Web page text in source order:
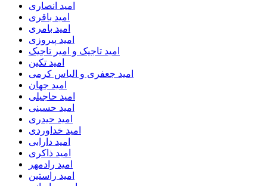
امید انصاری
امید باقری
امید بامری
امید پیروزی
امید تاجیک و امیر تاجیک
امید تکین
امید جعفری و الیاس کرمی
امید جهان
امید حاجیلی
امید حسینی
امید حیدری
امید خداوردی
امید دارابی
امید ذاکری
امید رادمهر
امید راستین